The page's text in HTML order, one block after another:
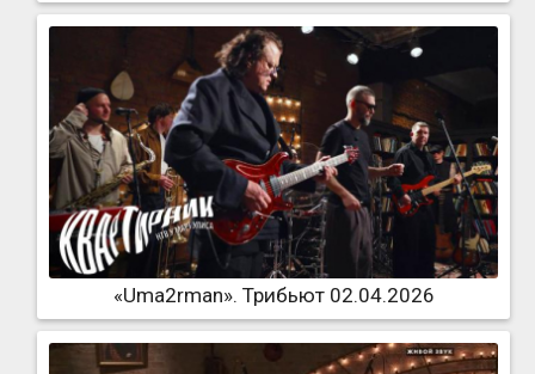
«Uma2rman». Трибьют 02.04.2026